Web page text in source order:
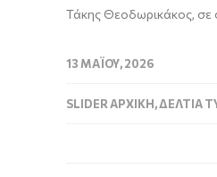
Τάκης Θεοδωρικάκος, σε
13 ΜΑΪ́ΟΥ, 2026
SLIDER ΑΡΧΙΚΉ,ΔΕΛΤΊΑ